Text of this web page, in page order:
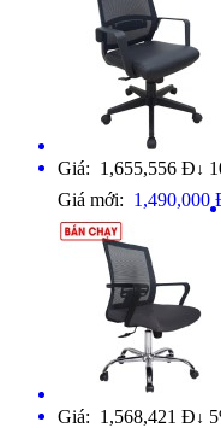
Giá: 1,655,556 Đ ↓
Giá mới: 1,490,000
Giá: 1,568,421 Đ ↓